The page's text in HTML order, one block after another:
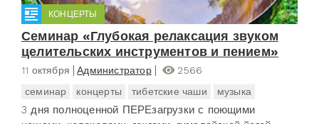
КОНЦЕРТЫ
Семинар «Глубокая релаксация звуком
целительских инструментов и пением»
11 октября Администратор
2566
семинар
концерты тибетские чаши музыка
3 дня полноценной ПЕРЕзагрузки с поющими